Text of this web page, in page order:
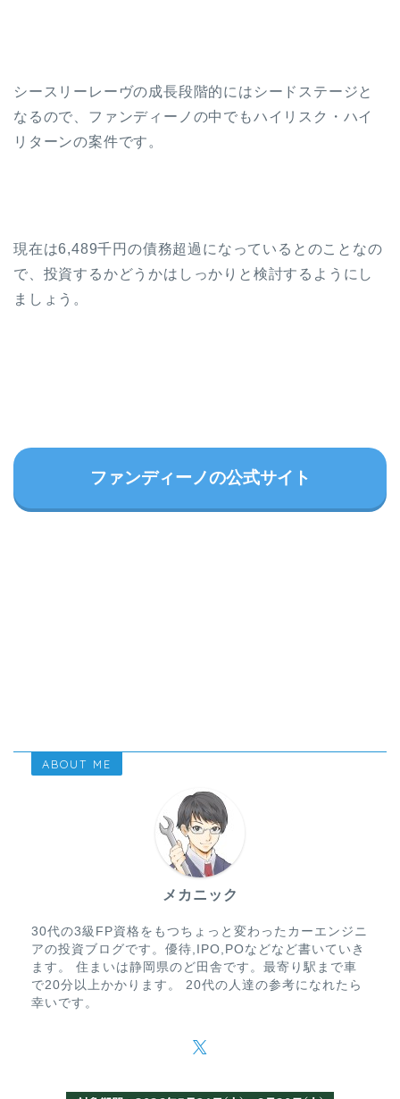
シースリーレーヴの成長段階的にはシードステージと
なるので、ファンディーノの中でもハイリスク・ハイ
リターンの案件です。
現在は6,489千円の債務超過になっているとのことなの
で、投資するかどうかはしっかりと検討するようにし
ましょう。
ファンディーノの公式サイト
ABOUT ME
メカニック
30代の3級FP資格をもつちょっと変わったカーエンジニ
アの投資ブログです。優待,IPO,POなどなど書いていき
ます。 住まいは静岡県のど田舎です。最寄り駅まで車
で20分以上かかります。 20代の人達の参考になれたら
幸いです。